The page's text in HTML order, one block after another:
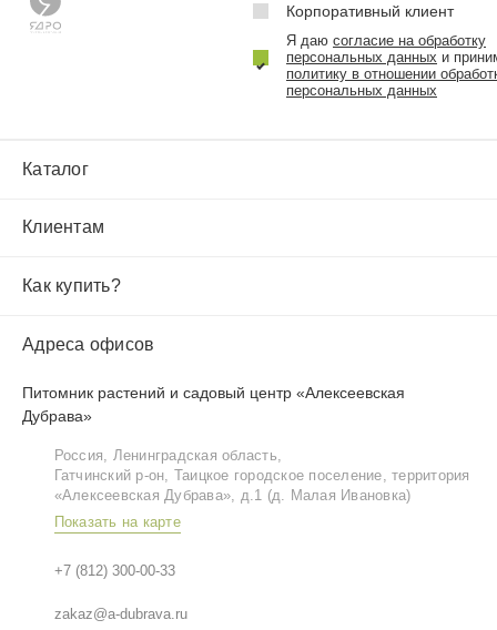
Каталог
Клиентам
Как купить?
Адреса офисов
Питомник растений и садовый центр «Алексеевская
Дубрава»
Россия, Ленинградская область,
Гатчинский р‑он, Таицкое городское поселение, территория
«Алексеевская Дубрава», д.1 (д. Малая Ивановка)
Показать на карте
+7 (812) 300-00-33
zakaz@a-dubrava.ru
Корпоративный клиент
Я даю согласие на обработку
персональных данных и
политику в отношении
персональных данных